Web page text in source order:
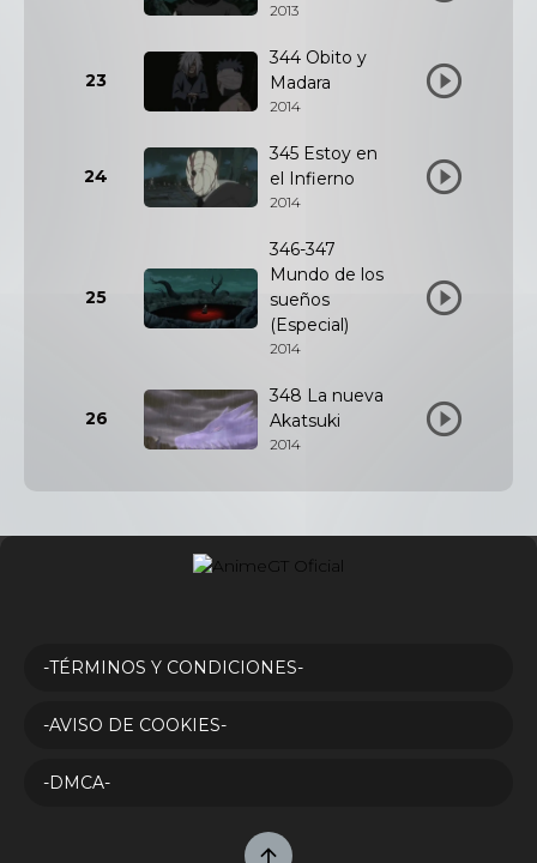
2013
23
344 Obito y
Madara
2014
24
345 Estoy en
el Infierno
2014
25
346-347
Mundo de los
sueños
(Especial)
2014
26
348 La nueva
Akatsuki
2014
-TÉRMINOS Y CONDICIONES-
-AVISO DE COOKIES-
-DMCA-